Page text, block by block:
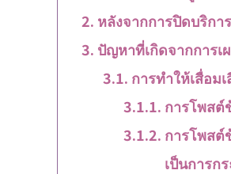
หลังจากการปิดบริก
ปัญหาที่เกิดจากการ
การทำให้เสื่อม
การโพสต์
การโพสต์
เป็นการก